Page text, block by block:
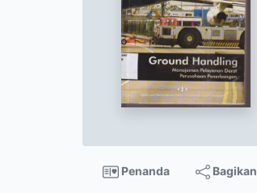
Penanda Bagikan